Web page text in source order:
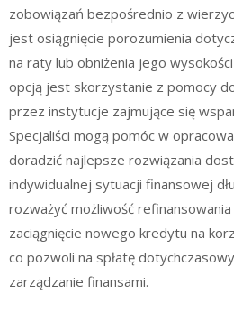
zobowiązań bezpośrednio z
jest osiągnięcie porozumienia
na raty lub obniżenia jego
opcją jest skorzystanie z pomocy
przez instytucje zajmujące się
Specjaliści mogą pomóc w
doradzić najlepsze rozwiązania
indywidualnej sytuacji finansowej
rozważyć możliwość
zaciągnięcie nowego kredytu na
co pozwoli na spłatę
zarządzanie finansami.